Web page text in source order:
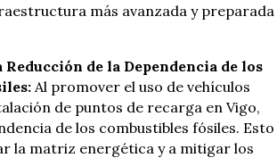
más avanzada y preparada
de la Dependencia de los
Al promover el uso de vehículos
de puntos de recarga en Vigo,
de los combustibles fósiles. Esto
la matriz energética y a mitigar los